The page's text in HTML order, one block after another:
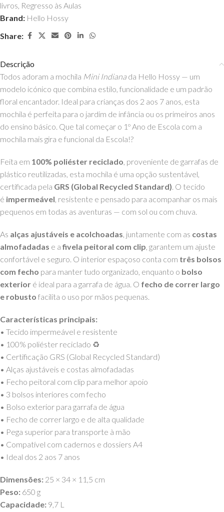
livros, Regresso às Aulas
Brand: Hello Hossy
Share:
Descrição
Todos adoram a mochila Mini Indiana da Hello Hossy — um
modelo icónico que combina estilo, funcionalidade e um padrão
floral encantador. Ideal para crianças dos 2 aos 7 anos, esta
mochila é perfeita para o jardim de infância ou os primeiros anos
do ensino básico. Que tal começar o 1º Ano de Escola com a
mochila mais gira e funcional da Escola!?
Feita em 100% poliéster reciclado, proveniente de garrafas de
plástico reutilizadas, esta mochila é uma opção sustentável,
certificada pela GRS (Global Recycled Standard). O tecido
é impermeável, resistente e pensado para acompanhar os mais
pequenos em todas as aventuras — com sol ou com chuva.
As alças ajustáveis e acolchoadas, juntamente com as costas
almofadadas e afivela peitoral com clip, garantem um ajuste
confortável e seguro. O interior espaçoso conta com três bolsos
com fecho para manter tudo organizado, enquanto o bolso
exterior é ideal para a garrafa de água. O fecho de correr largo
e robusto facilita o uso por mãos pequenas.
Características principais:
• Tecido impermeável e resistente
• 100% poliéster reciclado ♻️
• Certificação GRS (Global Recycled Standard)
• Alças ajustáveis e costas almofadadas
• Fecho peitoral com clip para melhor apoio
• 3 bolsos interiores com fecho
• Bolso exterior para garrafa de água
• Fecho de correr largo e de alta qualidade
• Pega superior para transporte à mão
• Compatível com cadernos e dossiers A4
• Ideal dos 2 aos 7 anos
Dimensões: 25 × 34 × 11,5 cm
Peso: 650 g
Capacidade: 9,7 L